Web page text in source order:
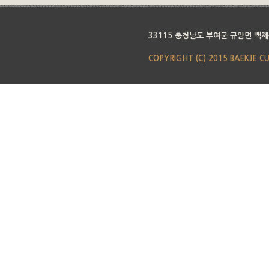
33115 충청남도 부여군 규암면 백
COPYRIGHT (C) 2015 BAEKJE